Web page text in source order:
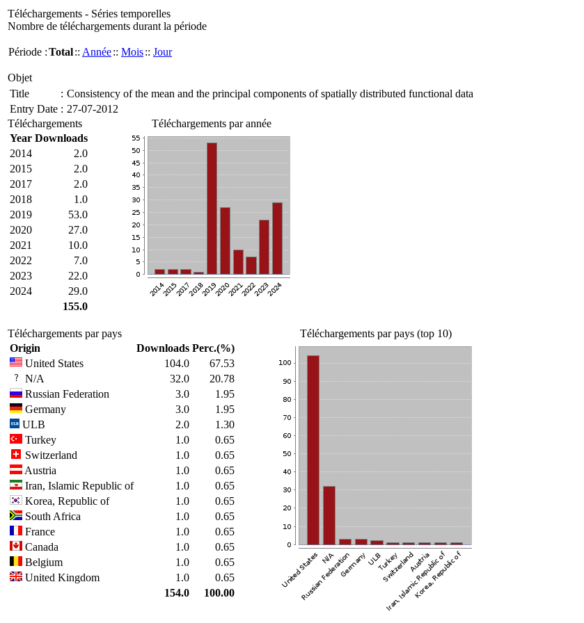
Téléchargements - Séries temporelles
Nombre de téléchargements durant la période
Période :Total:: Année:: Mois:: Jour
Objet
Title
: Consistency of the mean and the principal components of spatially distributed functional data
Entry Date : 27-07-2012
Téléchargements
Year Downloads
2014
2.0
2015
2.0
2017
2.0
2018
1.0
2019
53.0
2020
27.0
2021
10.0
2022
7.0
2023
22.0
2024
29.0
155.0
Téléchargements par année
Téléchargements par pays
Origin
Downloads Perc.(%)
United States
104.0
67.53
N/A
32.0
20.78
Russian Federation
3.0
1.95
Germany
3.0
1.95
ULB
2.0
1.30
Turkey
1.0
0.65
Switzerland
1.0
0.65
Austria
1.0
0.65
Iran, Islamic Republic of
1.0
0.65
Korea, Republic of
1.0
0.65
South Africa
1.0
0.65
France
1.0
0.65
Canada
1.0
0.65
Belgium
1.0
0.65
United Kingdom
1.0
0.65
154.0
100.00
Téléchargements par pays (top 10)